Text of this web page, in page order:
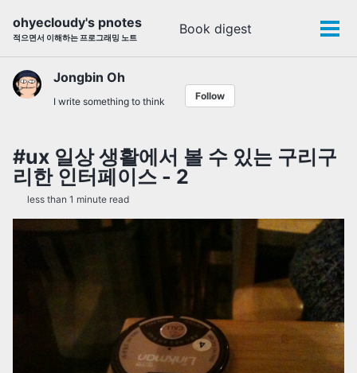
navigation
ohyecloudy's pnotes
적으면서 이해하는 프로그래밍 노트
Book digest
Toggle
Jongbin Oh
I write something to think Follow
#ux 일상 생활에서 볼 수 있는 구리구
리한 인터페이스 - 2
less than 1 minute read